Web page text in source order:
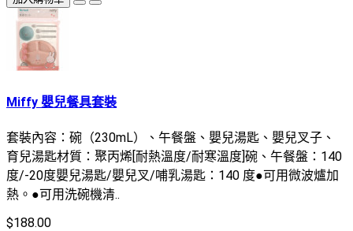
Miffy 嬰兒餐具套裝
套裝內容：碗（230mL）、午餐盤、嬰兒湯匙、嬰兒叉子、
育兒湯匙材質：聚丙烯[耐熱溫度/耐寒溫度]碗、午餐盤：140
度/-20度嬰兒湯匙/嬰兒叉/哺乳湯匙：140 度●可用微波爐加
熱。●可用洗碗機清..
$188.00